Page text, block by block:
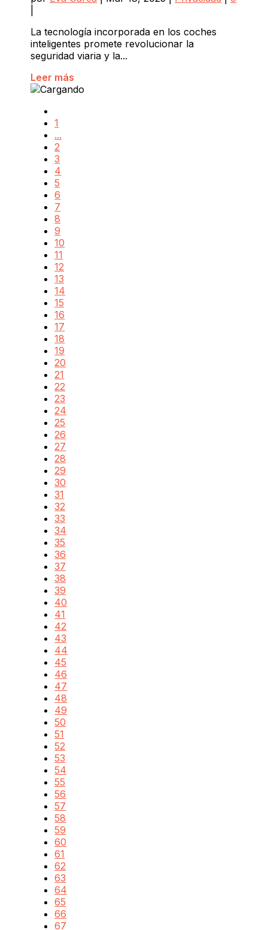
La tecnología incorporada en los coches
inteligentes promete revolucionar la
seguridad viaria y la...
Leer más
1
...
2
3
4
5
6
7
8
9
10
11
12
13
14
15
16
17
18
19
20
21
22
23
24
25
26
27
28
29
30
31
32
33
34
35
36
37
38
39
40
41
42
43
44
45
46
47
48
49
50
51
52
53
54
55
56
57
58
59
60
61
62
63
64
65
66
67